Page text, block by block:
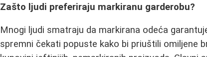
Zašto ljudi preferiraju markiranu garderobu?
Mnogi ljudi smatraju da markirana odeća
spremni čekati popuste kako bi priuštili omiljene